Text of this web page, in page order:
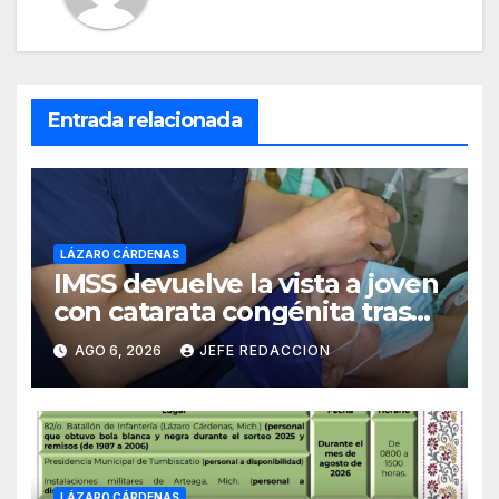
Entrada relacionada
LÁZARO CÁRDENAS
IMSS devuelve la vista a joven
con catarata congénita tras
23 años de limitación visual
AGO 6, 2026 JEFE REDACCION